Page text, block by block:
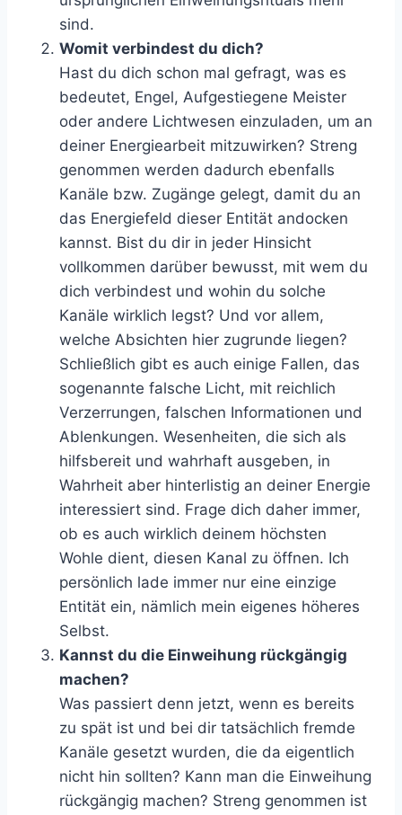
sind.
Womit verbindest du dich?
Hast du dich schon mal gefragt, was es
bedeutet, Engel, Aufgestiegene Meister
oder andere Lichtwesen einzuladen, um an
deiner Energiearbeit mitzuwirken? Streng
genommen werden dadurch ebenfalls
Kanäle bzw. Zugänge gelegt, damit du an
das Energiefeld dieser Entität andocken
kannst. Bist du dir in jeder Hinsicht
vollkommen darüber bewusst, mit wem du
dich verbindest und wohin du solche
Kanäle wirklich legst? Und vor allem,
welche Absichten hier zugrunde liegen?
Schließlich gibt es auch einige Fallen, das
sogenannte falsche Licht, mit reichlich
Verzerrungen, falschen Informationen und
Ablenkungen. Wesenheiten, die sich als
hilfsbereit und wahrhaft ausgeben, in
Wahrheit aber hinterlistig an deiner Energie
interessiert sind. Frage dich daher immer,
ob es auch wirklich deinem höchsten
Wohle dient, diesen Kanal zu öffnen. Ich
persönlich lade immer nur eine einzige
Entität ein, nämlich mein eigenes höheres
Selbst.
Kannst du die Einweihung rückgängig
machen?
Was passiert denn jetzt, wenn es bereits
zu spät ist und bei dir tatsächlich fremde
Kanäle gesetzt wurden, die da eigentlich
nicht hin sollten? Kann man die Einweihung
rückgängig machen? Streng genommen ist